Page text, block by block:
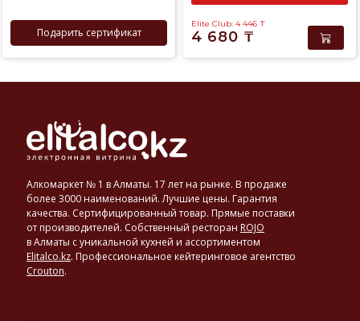
Подарить сертификат
Elite Club: 4 446 ₸
4 680 ₸
Алкомаркет № 1 в Алматы. 17 лет на рынке. В продаже
более 3000 наименований. Лучшие цены. Гарантия
качества. Сертифицированный товар. Прямые поставки
от производителей. Собственный ресторан ROJO
в Алматы с уникальной кухней и ассортиментом
Elitalco.kz. Профессиональное кейтеринговое агентство
Crouton.